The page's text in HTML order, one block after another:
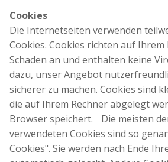
Cookies
Die Internetseiten verwenden
Cookies. Cookies richten auf Ihrem
Schaden an und enthalten keine
dazu, unser Angebot
sicherer zu machen. Cookies sind
die auf Ihrem Rechner abgelegt
Browser speichert. Die meisten
verwendeten Cookies sind so
Cookies". Sie werden nach Ende